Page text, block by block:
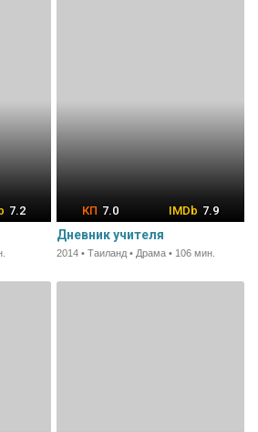
7.2 7.0 7.9
Дневник учителя
2014 • Таиланд • Драма • 106 мин.